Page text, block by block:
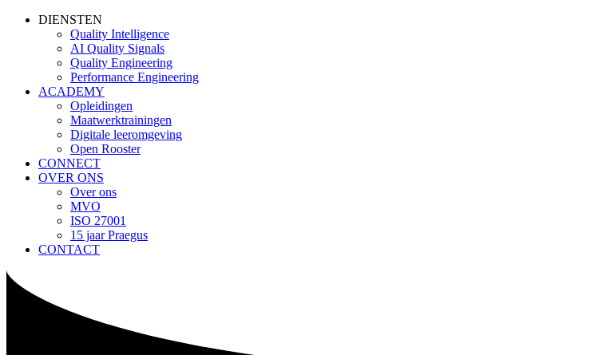
DIENSTEN
Quality Intelligence
AI Quality Signals
Quality Engineering
Performance Engineering
ACADEMY
Opleidingen
Maatwerktrainingen
Digitale leeromgeving
Open Rooster
CONNECT
OVER ONS
Over ons
MVO
ISO 27001
15 jaar Praegus
CONTACT